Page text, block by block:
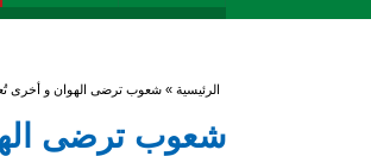
أنت هنا
الرئيسية » شعوب ترضى الهوان و أخرى
شعوب ترضى